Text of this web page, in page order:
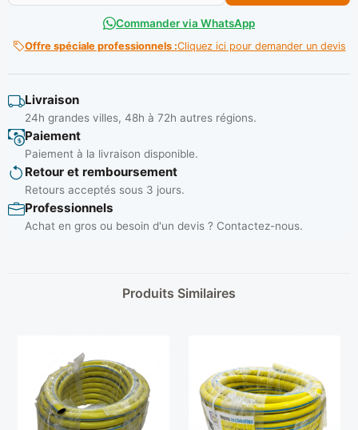
Commander via WhatsApp
Offre spéciale professionnels :Cliquez ici pour demander un devis
Livraison
24h grandes villes, 48h à 72h autres régions.
Paiement
Paiement à la livraison disponible.
Retour et remboursement
Retours acceptés sous 3 jours.
Professionnels
Achat en gros ou besoin d'un devis ? Contactez-nous.
Produits Similaires